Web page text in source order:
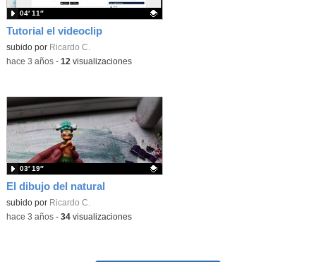
Tutorial el videoclip
Contenido educativo.
subido por Ricardo C.
04′ 11″
-hace 3 años- 12 visualizaciones
El dibujo del natural
Contenido educativo.
subido por Ricardo C.
03′ 19″
-hace 3 años- 34visualizaciones